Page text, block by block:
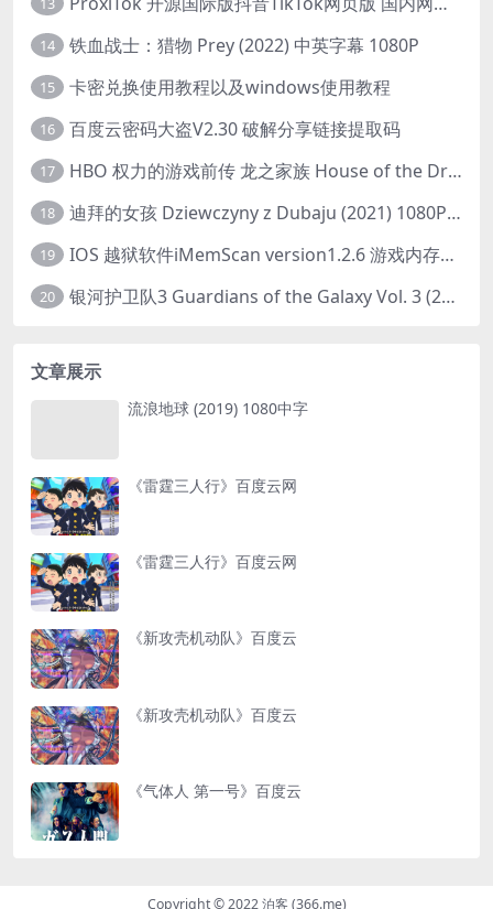
14 铁血战士：猎物 Prey (2022) 中英字幕 1080P
15 卡密兑换使用教程以及windows使用教程
16 百度云密码大盗V2.30 破解分享链接提取码
17 HBO 权力的游戏前传 龙之家族 House of the Dragon (2022) 中字 1080P 更新4集
18 迪拜的女孩 Dziewczyny z Dubaju (2021) 1080P 中字
19 IOS 越狱软件iMemScan version1.2.6 游戏内存修改器
20 银河护卫队3 Guardians of the Galaxy Vol. 3 (2023)4K高清资源1080p只分享精品
文章展示
流浪地球 (2019) 1080中字
《雷霆三人行》百度云网
《雷霆三人行》百度云网
《新攻壳机动队》百度云
《新攻壳机动队》百度云
《气体人 第一号》百度云
Copyright © 2022 泊客 (366.me)